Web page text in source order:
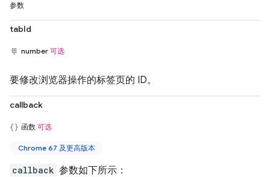
参数
tabId
number 可选
要修改浏览器操作的标签页的 ID。
callback
函数 可选
Chrome 67 及更高版本
callback 参数如下所示：